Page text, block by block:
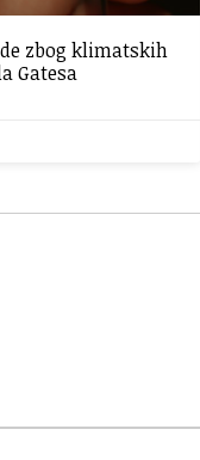
zbog klimatskih
Gatesa